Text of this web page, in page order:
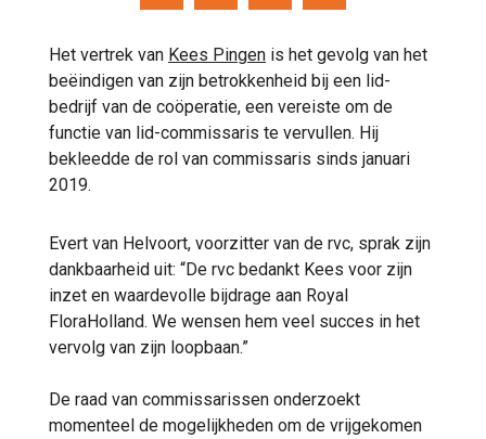
Het vertrek van Kees Pingen is het gevolg van het
beëindigen van zijn betrokkenheid bij een lid-
bedrijf van de coöperatie, een vereiste om de
functie van lid-commissaris te vervullen. Hij
bekleedde de rol van commissaris sinds januari
2019.
Evert van Helvoort, voorzitter van de rvc, sprak zijn
dankbaarheid uit: “De rvc bedankt Kees voor zijn
inzet en waardevolle bijdrage aan Royal
FloraHolland. We wensen hem veel succes in het
vervolg van zijn loopbaan.”
De raad van commissarissen onderzoekt
momenteel de mogelijkheden om de vrijgekomen